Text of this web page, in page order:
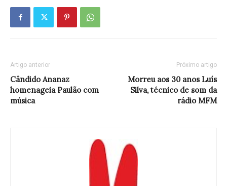
Artigo anterior
Cândido Ananaz
homenageia Paulão com
música
Próximo artigo
Morreu aos 30 anos Luís
Silva, técnico de som da
rádio MFM